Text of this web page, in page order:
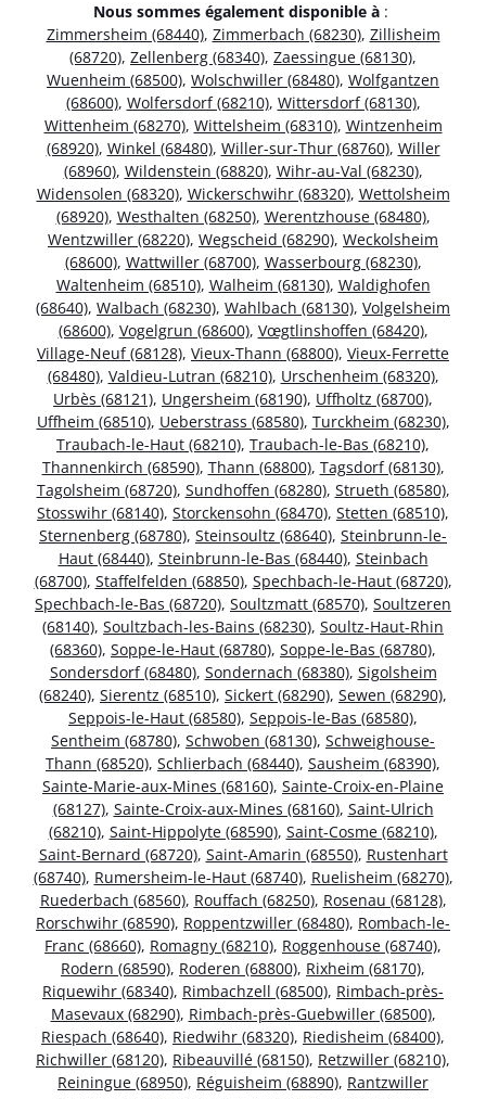
Nous sommes également disponible à :
Zimmersheim (68440), Zimmerbach (68230), Zillisheim
(68720), Zellenberg (68340), Zaessingue (68130),
Wuenheim (68500), Wolschwiller (68480), Wolfgantzen
(68600), Wolfersdorf (68210), Wittersdorf (68130),
Wittenheim (68270), Wittelsheim (68310), Wintzenheim
(68920), Winkel (68480), Willer-sur-Thur (68760), Willer
(68960), Wildenstein (68820), Wihr-au-Val (68230),
Widensolen (68320), Wickerschwihr (68320), Wettolsheim
(68920), Westhalten (68250), Werentzhouse (68480),
Wentzwiller (68220), Wegscheid (68290), Weckolsheim
(68600), Wattwiller (68700), Wasserbourg (68230),
Waltenheim (68510), Walheim (68130), Waldighofen
(68640), Walbach (68230), Wahlbach (68130), Volgelsheim
(68600), Vogelgrun (68600), Vœgtlinshoffen (68420),
Village-Neuf (68128), Vieux-Thann (68800), Vieux-Ferrette
(68480), Valdieu-Lutran (68210), Urschenheim (68320),
Urbès (68121), Ungersheim (68190), Uffholtz (68700),
Uffheim (68510), Ueberstrass (68580), Turckheim (68230),
Traubach-le-Haut (68210), Traubach-le-Bas (68210),
Thannenkirch (68590), Thann (68800), Tagsdorf (68130),
Tagolsheim (68720), Sundhoffen (68280), Strueth (68580),
Stosswihr (68140), Storckensohn (68470), Stetten (68510),
Sternenberg (68780), Steinsoultz (68640), Steinbrunn-le-
Haut (68440), Steinbrunn-le-Bas (68440), Steinbach
(68700), Staffelfelden (68850), Spechbach-le-Haut (68720),
Spechbach-le-Bas (68720), Soultzmatt (68570), Soultzeren
(68140), Soultzbach-les-Bains (68230), Soultz-Haut-Rhin
(68360), Soppe-le-Haut (68780), Soppe-le-Bas (68780),
Sondersdorf (68480), Sondernach (68380), Sigolsheim
(68240), Sierentz (68510), Sickert (68290), Sewen (68290),
Seppois-le-Haut (68580), Seppois-le-Bas (68580),
Sentheim (68780), Schwoben (68130), Schweighouse-
Thann (68520), Schlierbach (68440), Sausheim (68390),
Sainte-Marie-aux-Mines (68160), Sainte-Croix-en-Plaine
(68127), Sainte-Croix-aux-Mines (68160), Saint-Ulrich
(68210), Saint-Hippolyte (68590), Saint-Cosme (68210),
Saint-Bernard (68720), Saint-Amarin (68550), Rustenhart
(68740), Rumersheim-le-Haut (68740), Ruelisheim (68270),
Ruederbach (68560), Rouffach (68250), Rosenau (68128),
Rorschwihr (68590), Roppentzwiller (68480), Rombach-le-
Franc (68660), Romagny (68210), Roggenhouse (68740),
Rodern (68590), Roderen (68800), Rixheim (68170),
Riquewihr (68340), Rimbachzell (68500), Rimbach-près-
Masevaux (68290), Rimbach-près-Guebwiller (68500),
Riespach (68640), Riedwihr (68320), Riedisheim (68400),
Richwiller (68120), Ribeauvillé (68150), Retzwiller (68210),
Reiningue (68950), Réguisheim (68890), Rantzwiller